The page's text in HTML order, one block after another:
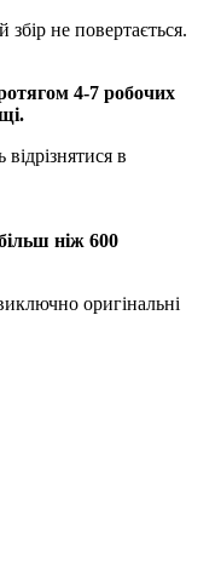
не повертається.
4-7 робочих
в
ніж 600
оригінальні